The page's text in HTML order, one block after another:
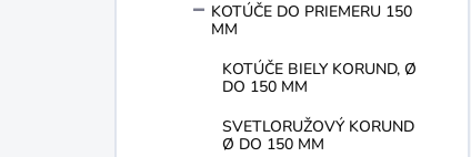
KOTÚČE DO PRIEMERU 150
MM
KOTÚČE BIELY KORUND, Ø
DO 150 MM
SVETLORUŽOVÝ KORUND
Ø DO 150 MM